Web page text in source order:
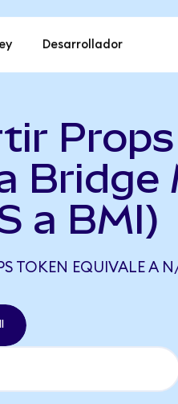
Desarrollador
Props
Bridge
a BMI)
TOKEN EQUIVALE A